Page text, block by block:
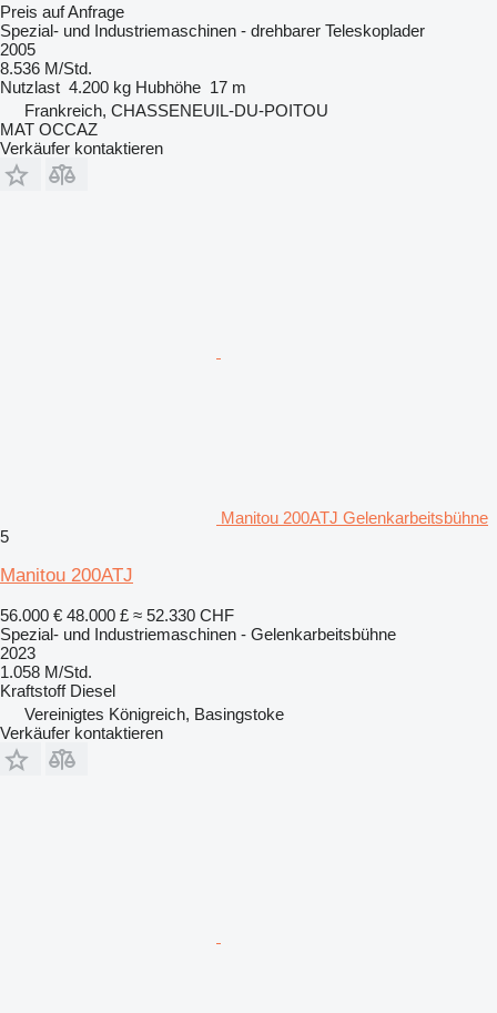
Preis auf Anfrage
Spezial- und Industriemaschinen - drehbarer Teleskoplader
2005
8.536 M/Std.
Nutzlast 4.200 kg Hubhöhe 17 m
Frankreich, CHASSENEUIL-DU-POITOU
MAT OCCAZ
Verkäufer kontaktieren
Manitou 200ATJ Gelenkarbeitsbühne
5
Manitou 200ATJ
56.000 € 48.000 £ ≈ 52.330 CHF
Spezial- und Industriemaschinen - Gelenkarbeitsbühne
2023
1.058 M/Std.
Kraftstoff Diesel
Vereinigtes Königreich, Basingstoke
Verkäufer kontaktieren